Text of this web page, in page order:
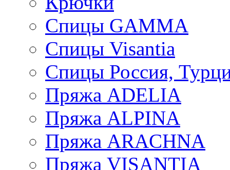
Спицы GAMMA
Спицы Visantia
Спицы Россия,
Пряжа ADELIA
Пряжа ALPINA
Пряжа ARACHNA
Пряжа VISANTIA